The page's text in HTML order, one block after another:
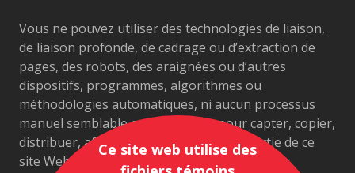
Vous ne pouvez utiliser des technologies de liaison,
de liaison profonde, de cadrage ou d’extraction de
pages, des robots, des araignées ou d’autres
dispositifs, programmes, algorithmes ou
méthodologies automatiques, ni aucun processus
manuel semblable ou équivalent, pour capter, copier,
distribuer, afficher ou surveiller toute partie de ce
site Web ou y accéder, ou pour reproduire ou
Ce site web utilise des